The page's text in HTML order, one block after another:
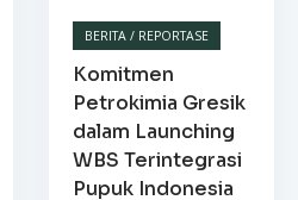
BERITA / REPORTASE
Komitmen
Petrokimia Gresik
dalam Launching
WBS Terintegrasi
Pupuk Indonesia